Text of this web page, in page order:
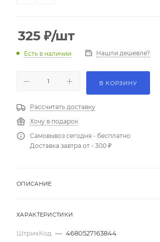
325 ₽/шт
Есть в наличии Нашли дешевле?
В КОРЗИНУ
Рассчитать доставку
Хочу в подарок
Самовывоз сегодня - бесплатно
Доставка завтра от - 300 ₽
ОПИСАНИЕ
ХАРАКТЕРИСТИКИ
ШтрихКод — 4680527163844